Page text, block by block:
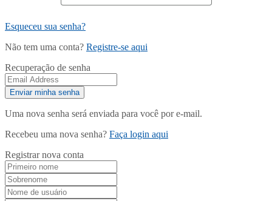
Esqueceu sua senha?
Não tem uma conta? Registre-se aqui
Recuperação de senha
Uma nova senha será enviada para você por e-mail.
Recebeu uma nova senha? Faça login aqui
Registrar nova conta